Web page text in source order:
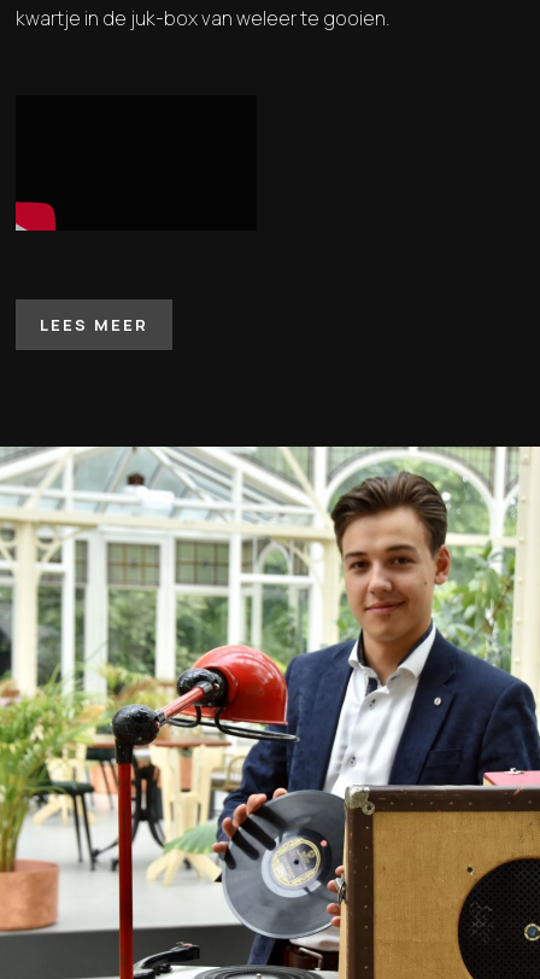
kwartje in de juk-box van weleer te gooien.
LEES MEER